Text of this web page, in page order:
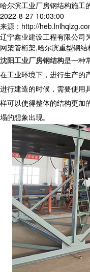
哈尔滨工业厂房钢结构施工
2022-8-27 10:03:00
来源：http://
辽宁鑫业建设工程有限公司
网架管桁架,哈尔滨重型钢
沈阳工业厂房钢结构是一种
在工业环境下，进行生产的
进行建造的时候，需要使用
样可以使得整体的结构更加
塌的想象出现。